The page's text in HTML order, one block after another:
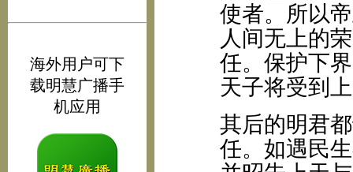
海外用户可下
载明慧广播手
机应用
使者。所以
人间无上的
任。保护下
天子将受到
其后的明君
任。如遇民